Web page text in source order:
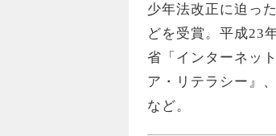
少年法改正に迫っ
どを受賞。平成23
省「インターネッ
ア・リテラシー』
など。